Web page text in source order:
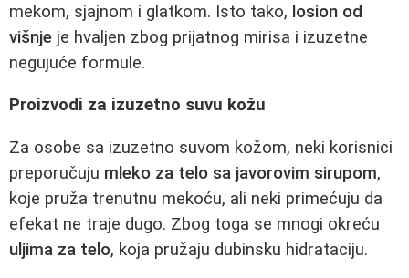
mekom, sjajnom i glatkom. Isto tako, losion od
višnje je hvaljen zbog prijatnog mirisa i izuzetne
negujuće formule.
Proizvodi za izuzetno suvu kožu
Za osobe sa izuzetno suvom kožom, neki korisnici
preporučuju mleko za telo sa javorovim sirupom,
koje pruža trenutnu mekoću, ali neki primećuju da
efekat ne traje dugo. Zbog toga se mnogi okreću
uljima za telo, koja pružaju dubinsku hidrataciju.